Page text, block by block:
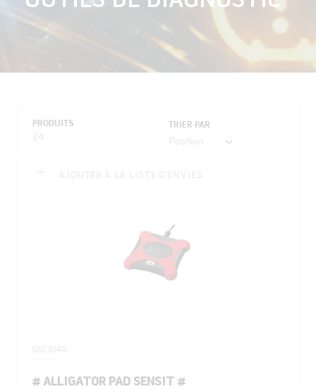
PRODUITS
24
TRIER PAR
5623940
# ALLIGATOR PAD SENSIT #